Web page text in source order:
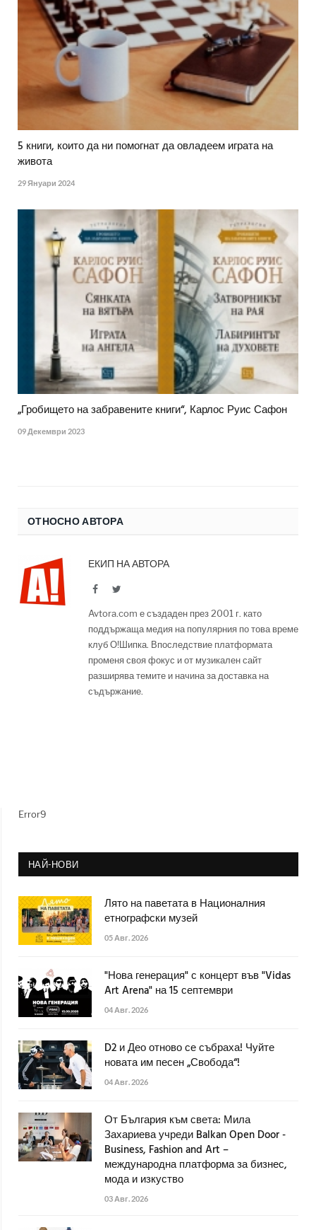
5 книги, които да ни помогнат да овладеем играта на
живота
29 Януари 2024
„Гробището на забравените книги“, Карлос Руис Сафон
09 Декември 2023
ОТНОСНО АВТОРА
ЕКИП НА АВТОРА
FacebookTwitter
Avtora.com е създаден през 2001 г. като
поддържаща медия на популярния по това време
клуб О!Шипка. Впоследствие платформата
променя своя фокус и от музикален сайт
разширява темите и начина за доставка на
съдържание.
Error9
НАЙ-НОВИ
Лято на паветата в Националния
етнографски музей
05 Авг. 2026
"Нова генерация" с концерт във "Vidas
Art Arena" на 15 септември
04 Авг. 2026
D2 и Део отново се събраха! Чуйте
новата им песен „Свобода“!
04 Авг. 2026
От България към света: Мила
Захариева учреди Balkan Open Door -
Business, Fashion and Art –
международна платформа за бизнес,
мода и изкуство
03 Авг. 2026